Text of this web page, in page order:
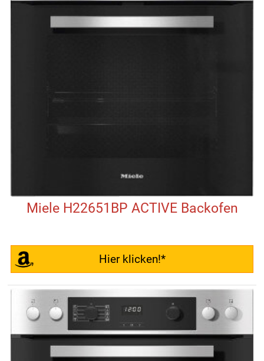
Miele H22651BP ACTIVE Backofen
Hier klicken!*